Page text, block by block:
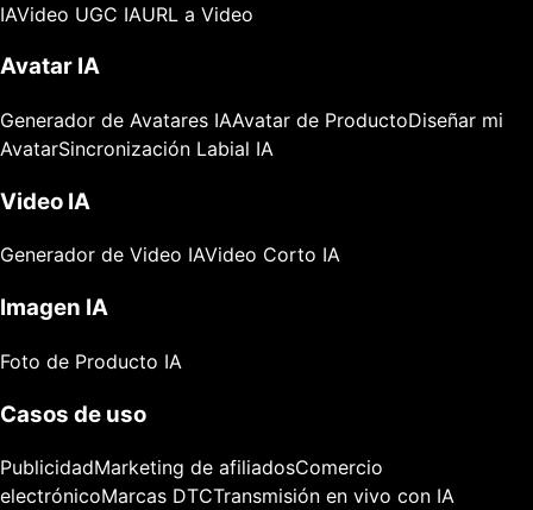
IAVideo UGC IAURL a Video
Avatar IA
Generador de Avatares IAAvatar de ProductoDiseñar mi
AvatarSincronización Labial IA
Video IA
Generador de Video IAVideo Corto IA
Imagen IA
Foto de Producto IA
Casos de uso
PublicidadMarketing de afiliadosComercio
electrónicoMarcas DTCTransmisión en vivo con IA